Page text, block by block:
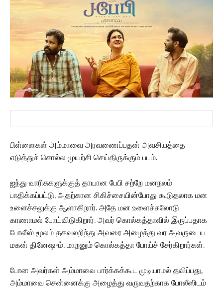
பிள்ளைகள் அம்மாவை அரவணைப்பதன் அவசியத்தை
எடுத்துச் சொல்ல முயற்சி செய்திருக்கும் படம்.
ஐந்து வாரிசுகளுக்குத் தாயான பேபி சற்றே மனநலம்
பாதிக்கப்பட்டு, அதற்கான சிகிச்சையின்போது கூடுதலாக மன
உளைச்சலுக்கு ஆளாகிறார். அதே மன உளைச்சலோடு
காணாமல் போய்விடுகிறார். அவர் கொல்கத்தாவில் இருப்பதாக
போலீஸ் மூலம் தகவலறிந்து அவரை அழைத்து வர அவருடைய
மகன் தினேஷும், மாறனும் கொல்கத்தா போய்ச் சேர்கிறார்கள்.
போன அவர்கள் அம்மாவை பார்க்கக்கூட முடியாமல் தவிப்பது,
அம்மாவை சென்னைக்கு அழைத்து வருவதற்காக போலீஸிடம்